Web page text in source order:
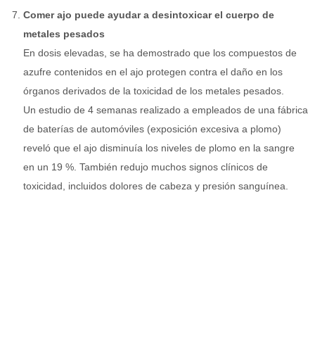
Comer ajo puede ayudar a desintoxicar el cuerpo de
metales pesados
En dosis elevadas, se ha demostrado que los compuestos de
azufre contenidos en el ajo protegen contra el daño en los
órganos derivados de la toxicidad de los metales pesados.
Un estudio de 4 semanas realizado a empleados de una fábrica
de baterías de automóviles (exposición excesiva a plomo)
reveló que el ajo disminuía los niveles de plomo en la sangre
en un 19 %. También redujo muchos signos clínicos de
toxicidad, incluidos dolores de cabeza y presión sanguínea.